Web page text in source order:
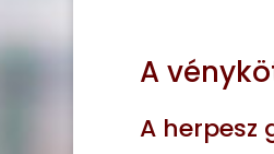
A
A herpesz